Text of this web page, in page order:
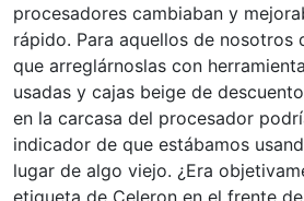
procesadores cambiaban y
rápido. Para aquellos de nosotros
que arreglárnoslas con
usadas y cajas beige de
en la carcasa del procesador
indicador de que estábamos
lugar de algo viejo. ¿Era
etiqueta de Celeron en el frente